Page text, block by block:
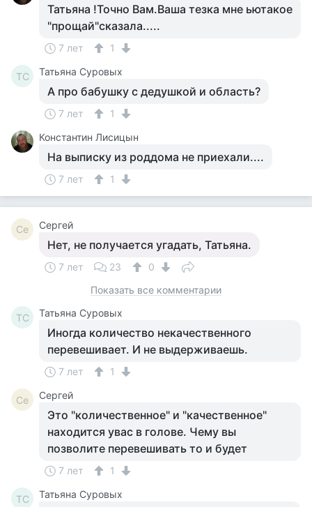
Татьяна !Точно Вам.Ваша тезка мне ьютакое
"прощай"сказала.....
7 лет 1
ТС Татьяна Суровых
А про бабушку с дедушкой и область?
7 лет
1
Константин Лисицын
На выписку из роддома не приехали....
7 лет 1
Се Сергей
Нет, не получается угадать, Татьяна.
7 лет 23
0
Показать все комментарии
ТС Татьяна Суровых
Иногда количество некачественного
перевешивает. И не выдерживаешь.
7 лет 1
Се Сергей
Это "количественное" и "качественное"
находится увас в голове. Чему вы
позволите перевешивать то и будет
7 лет 1
ТС Татьяна Суровых